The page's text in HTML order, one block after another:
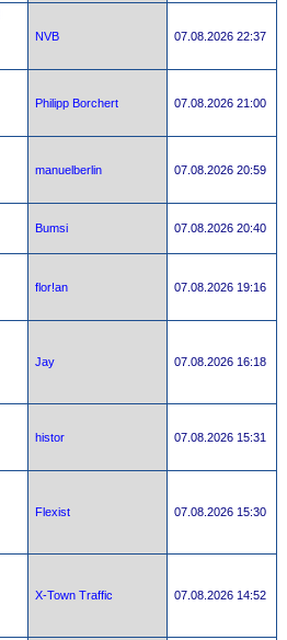
NVB 07.08.2026 22:37
Philipp Borchert 07.08.2026 21:00
manuelberlin 07.08.2026 20:59
Bumsi 07.08.2026 20:40
flor!an 07.08.2026 19:16
Jay 07.08.2026 16:18
histor 07.08.2026 15:31
Flexist 07.08.2026 15:30
X-Town Traffic 07.08.2026 14:52